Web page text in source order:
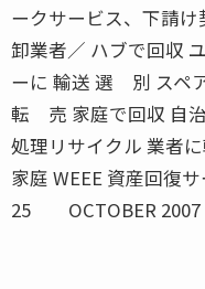
ークサービス、下請
卸業者／ ハブで回収
ーに 輸送 選 別 スペ
転 売 家庭で回収 自
処理リサイクル 業者
家庭 WEEE 資産回復
25 OCTOBER 2007